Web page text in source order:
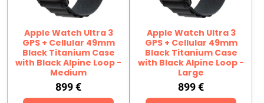
Apple Watch Ultra 3
GPS + Cellular 49mm
Black Titanium Case
with Black Alpine Loop -
Medium
899 €
Apple Watch Ultra 3
GPS + Cellular 49mm
Black Titanium Case
with Black Alpine Loop -
Large
899 €